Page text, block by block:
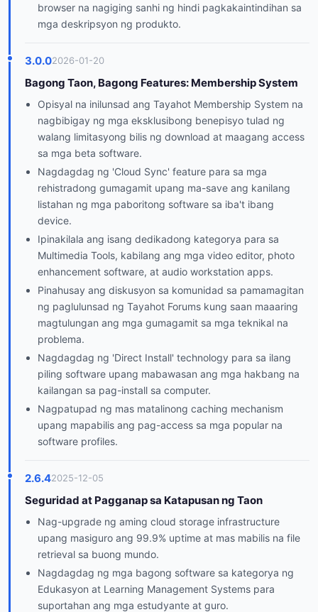
browser na nagiging sanhi ng hindi pagkakaintindihan sa
mga deskripsyon ng produkto.
3.0.02026-01-20
Bagong Taon, Bagong Features: Membership System
Opisyal na inilunsad ang Tayahot Membership System na
nagbibigay ng mga eksklusibong benepisyo tulad ng
walang limitasyong bilis ng download at maagang access
sa mga beta software.
Nagdagdag ng 'Cloud Sync' feature para sa mga
rehistradong gumagamit upang ma-save ang kanilang
listahan ng mga paboritong software sa iba't ibang
device.
Ipinakilala ang isang dedikadong kategorya para sa
Multimedia Tools, kabilang ang mga video editor, photo
enhancement software, at audio workstation apps.
Pinahusay ang diskusyon sa komunidad sa pamamagitan
ng paglulunsad ng Tayahot Forums kung saan maaaring
magtulungan ang mga gumagamit sa mga teknikal na
problema.
Nagdagdag ng 'Direct Install' technology para sa ilang
piling software upang mabawasan ang mga hakbang na
kailangan sa pag-install sa computer.
Nagpatupad ng mas matalinong caching mechanism
upang mapabilis ang pag-access sa mga popular na
software profiles.
2.6.42025-12-05
Seguridad at Pagganap sa Katapusan ng Taon
Nag-upgrade ng aming cloud storage infrastructure
upang masiguro ang 99.9% uptime at mas mabilis na file
retrieval sa buong mundo.
Nagdagdag ng mga bagong software sa kategorya ng
Edukasyon at Learning Management Systems para
suportahan ang mga estudyante at guro.